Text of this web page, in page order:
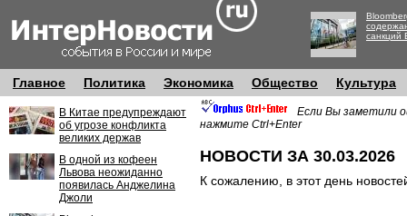
санкций
Главное Политика Экономика Общество Культура
В Китае предупреждают
об угрозе конфликта
великих держав
В одной из кофеен
Львова неожиданно
появилась Анджелина
Джоли
Если Вы заметили
нажмите Ctrl+Enter
НОВОСТИ ЗА 30.03.2026
К сожалению, в этот день